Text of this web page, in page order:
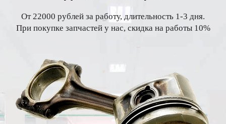
От 22000 рублей за работу, длительность 1-3 дня.
При покупке запчастей у нас, скидка на работы 10%